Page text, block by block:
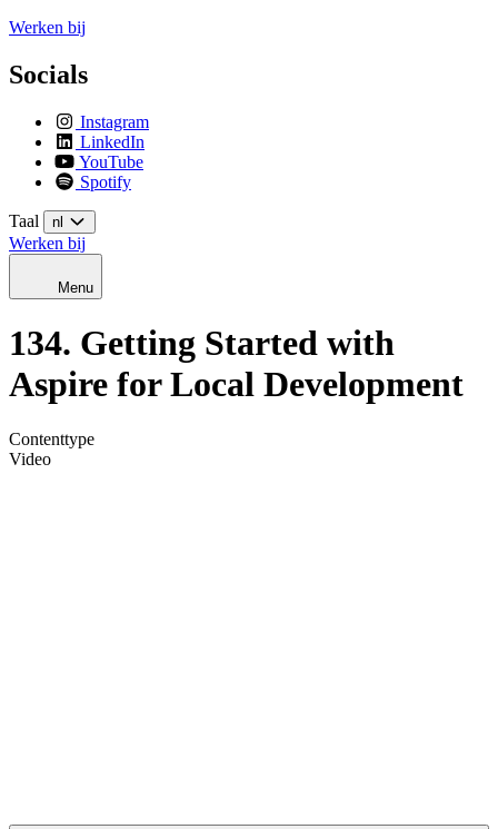
Werken bij
Socials
Instagram
LinkedIn
YouTube
Spotify
Taal nl
Werken bij
Menu
134. Getting Started with
Aspire for Local Development
Contenttype
Video